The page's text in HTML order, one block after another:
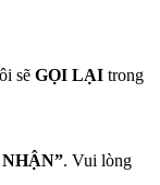
sẽ GỌI LẠI trong
. Vui lòng